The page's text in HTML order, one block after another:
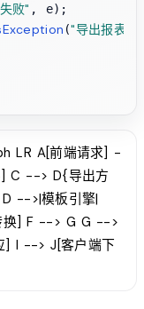
败" , e);
("导出报表失
LR A[前端请求] -
C --> D{导出方
-->|模板引擎|
换] F --> G G -->
] I --> J[客户端下